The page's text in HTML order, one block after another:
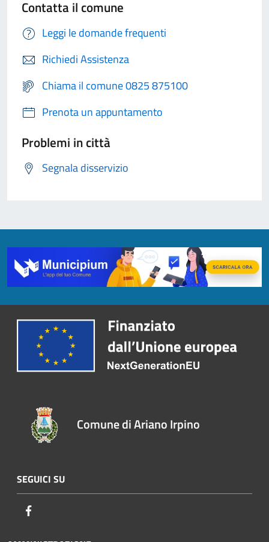
Contatta il comune
Leggi le domande frequenti
Richiedi Assistenza
Chiama il comune 0825 875100
Prenota un appuntamento
Problemi in città
Segnala disservizio
Comune di Ariano Irpino
SEGUICI SU